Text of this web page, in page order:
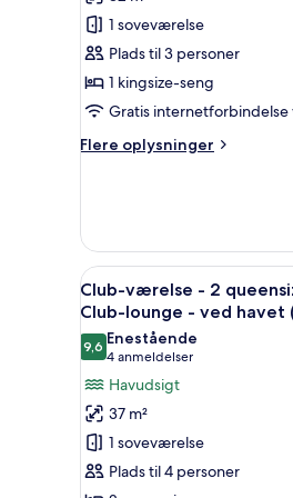
delvis
havudsigt
(Hokupa'a
Tower)
-
kingsize-
seng
-
havudsigt
1 soveværelse
Plads til 3 personer
1 kingsize-seng
Gratis internetforbindelse
Flere oplysninger
Flere
-
kingsize-
seng
-
havudsigt
(Kukahi)
Indlæs
alle
billeder
af
Club-
værelse
-
2
queensize-
5
Club-værelse - 2
Club-lounge - ved havet
9,69,6 ud af 10
Enestående
4 anmeldelser
(4
anmeldelser)
Havudsigt
37 m²
1 soveværelse
Plads til 4 personer